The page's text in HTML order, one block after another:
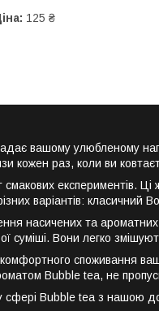
125 ₴
вашому улюбленому
раз, коли ви
експериментів.
варіантів: класичний
насичених та ароматних
суміші. Вони легко
споживання
Bubble tea, не
сфері Bubble tea з нашою